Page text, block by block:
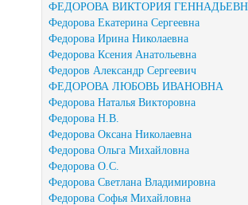
ФЕДОРОВА ВИКТОРИЯ
Федорова Екатерина Сергеевна
Федорова Ирина Николаевна
Федорова Ксения Анатольевна
Федоров Александр Сергеевич
ФЕДОРОВА ЛЮБОВЬ ИВАНОВНА
Федорова Наталья Викторовна
Федорова Н.В.
Федорова Оксана Николаевна
Федорова Ольга Михайловна
Федорова О.С.
Федорова Светлана Владимировна
Федорова Софья Михайловна